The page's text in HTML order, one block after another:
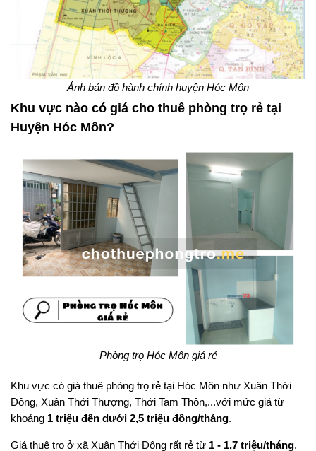
Ảnh bản đồ hành chính huyện Hóc Môn
Khu vực nào có giá cho thuê phòng trọ rẻ tại
Huyện Hóc Môn?
Phòng trọ Hóc Môn giá rẻ
Khu vực có giá thuê phòng trọ rẻ tại Hóc Môn như Xuân Thới
Đông, Xuân Thới Thượng, Thới Tam Thôn,...với mức giá từ
khoảng 1 triệu đến dưới 2,5 triệu đồng/tháng.
Giá thuê trọ ở xã Xuân Thới Đông rất rẻ từ 1 - 1,7 triệu/tháng.